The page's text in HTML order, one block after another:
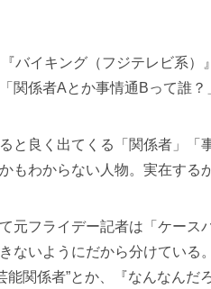
バイキング（フジテレビ系
関係者Aとか事情通Bって誰？
と良く出てくる「関係者」「
もわからない人物。実在する
元フライデー記者は「ケース
ないようにだから分けている
能関係者”とか、『なんなん